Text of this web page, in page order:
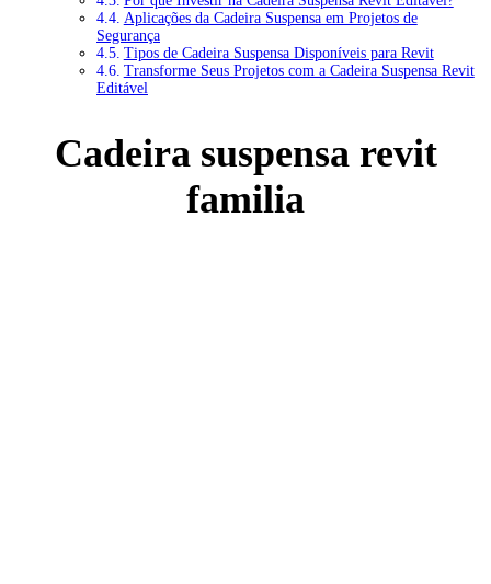
Aplicações da Cadeira Suspensa em Projetos de
Segurança
Tipos de Cadeira Suspensa Disponíveis para Revit
Transforme Seus Projetos com a Cadeira Suspensa Revit
Editável
Cadeira suspensa revit
familia